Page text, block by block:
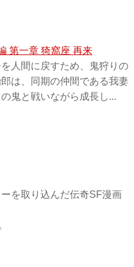
第一章 猗窩座 再来
人間に戻すため、鬼狩りの
は、同期の仲間である我妻
鬼と戦いながら成長し...
を取り込んだ伝奇SF漫画